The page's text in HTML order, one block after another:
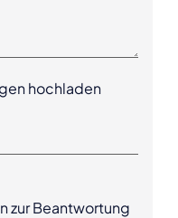
hochladen
zur Beantwortung